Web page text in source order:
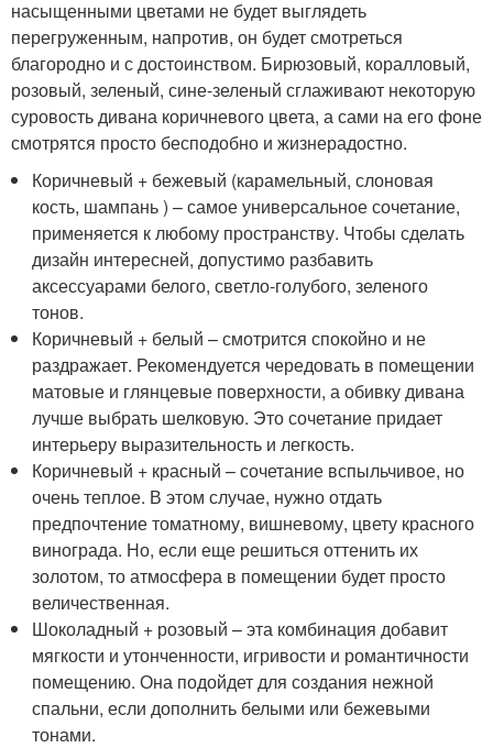
насыщенными цветами не будет выглядеть
перегруженным, напротив, он будет смотреться
благородно и с достоинством. Бирюзовый, коралловый,
розовый, зеленый, сине-зеленый сглаживают некоторую
суровость дивана коричневого цвета, а сами на его фоне
смотрятся просто бесподобно и жизнерадостно.
Коричневый + бежевый (карамельный, слоновая
кость, шампань ) – самое универсальное сочетание,
применяется к любому пространству. Чтобы сделать
дизайн интересней, допустимо разбавить
аксессуарами белого, светло-голубого, зеленого
тонов.
Коричневый + белый – смотрится спокойно и не
раздражает. Рекомендуется чередовать в помещении
матовые и глянцевые поверхности, а обивку дивана
лучше выбрать шелковую. Это сочетание придает
интерьеру выразительность и легкость.
Коричневый + красный – сочетание вспыльчивое, но
очень теплое. В этом случае, нужно отдать
предпочтение томатному, вишневому, цвету красного
винограда. Но, если еще решиться оттенить их
золотом, то атмосфера в помещении будет просто
величественная.
Шоколадный + розовый – эта комбинация добавит
мягкости и утонченности, игривости и романтичности
помещению. Она подойдет для создания нежной
спальни, если дополнить белыми или бежевыми
тонами.